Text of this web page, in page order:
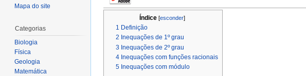
Índice [esconder]
1 Definição
2 Inequações de 1º grau
3 Inequações de 2º grau
4 Inequações com funções racionais
5 Inequações com módulo
Mapa do site
Categorias
Biologia
Física
Geologia
Matemática